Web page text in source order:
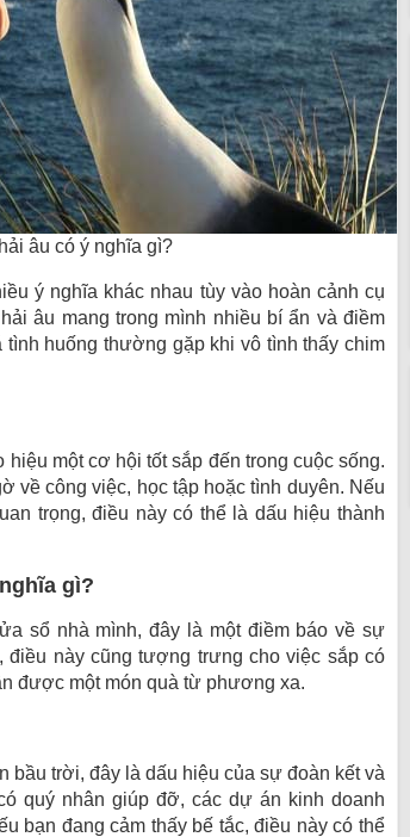
âu có ý nghĩa gì?
ý nghĩa khác nhau tùy vào hoàn cảnh cụ
âu mang trong mình nhiều bí ẩn và điềm
tình huống thường gặp khi vô tình thấy chim
một cơ hội tốt sắp đến trong cuộc sống.
về công việc, học tập hoặc tình duyên. Nếu
trọng, điều này có thể là dấu hiệu thành
gì?
sổ nhà mình, đây là một điềm báo về sự
này cũng tượng trưng cho việc sắp có
được một món quà từ phương xa.
bầu trời, đây là dấu hiệu của sự đoàn kết và
quý nhân giúp đỡ, các dự án kinh doanh
bạn đang cảm thấy bế tắc, điều này có thể